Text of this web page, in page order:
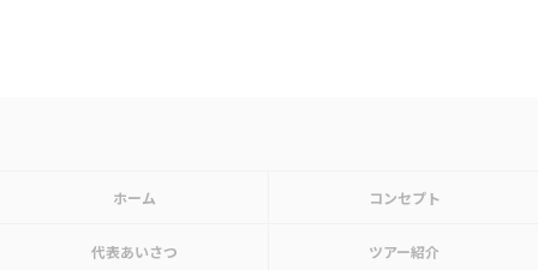
ホーム コンセプト
代表あいさつ ツアー紹介